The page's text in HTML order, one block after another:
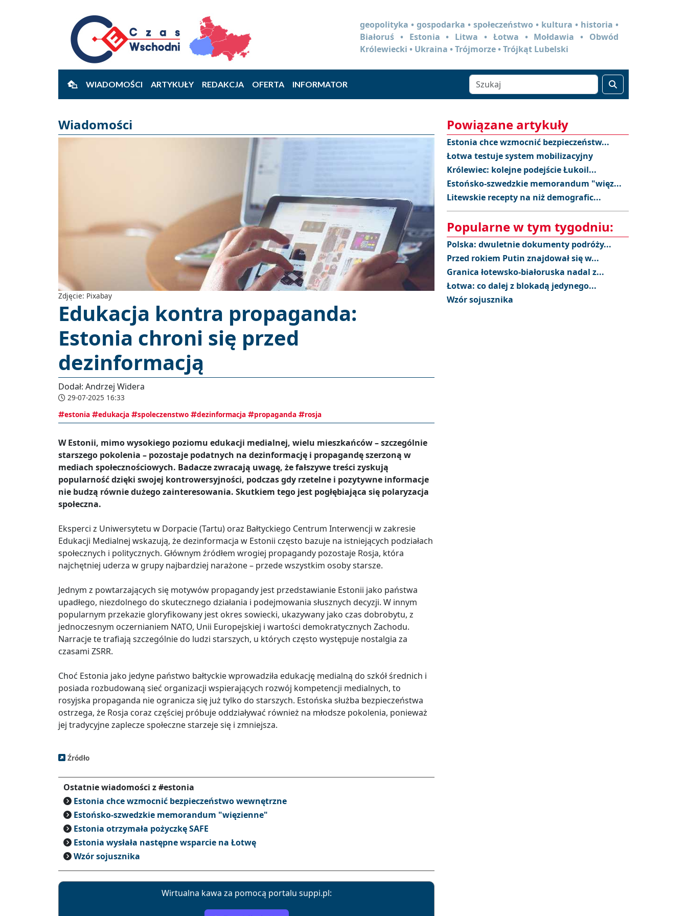
geopolityka • gospodarka • społeczeństwo • kultura • historia •
Białoruś • Estonia • Litwa • Łotwa • Mołdawia • Obwód
Królewiecki • Ukraina • Trójmorze • Trójkąt Lubelski
WIADOMOŚCI ARTYKUŁY REDAKCJA OFERTA INFORMATOR
Wiadomości
Zdjęcie: Pixabay
Edukacja kontra propaganda:
Estonia chroni się przed
dezinformacją
Dodał: Andrzej Widera
29-07-2025 16:33
estonia
edukacja spoleczenstwo dezinformacja propaganda rosja
W Estonii, mimo wysokiego poziomu edukacji medialnej, wielu mieszkańców – szczególnie
starszego pokolenia – pozostaje podatnych na dezinformację i propagandę szerzoną w
mediach społecznościowych. Badacze zwracają uwagę, że fałszywe treści zyskują
popularność dzięki swojej kontrowersyjności, podczas gdy rzetelne i pozytywne informacje
nie budzą równie dużego zainteresowania. Skutkiem tego jest pogłębiająca się polaryzacja
społeczna.
Eksperci z Uniwersytetu w Dorpacie (Tartu) oraz Bałtyckiego Centrum Interwencji w zakresie
Edukacji Medialnej wskazują, że dezinformacja w Estonii często bazuje na istniejących podziałach
społecznych i politycznych. Głównym źródłem wrogiej propagandy pozostaje Rosja, która
najchętniej uderza w grupy najbardziej narażone – przede wszystkim osoby starsze.
Jednym z powtarzających się motywów propagandy jest przedstawianie Estonii jako państwa
upadłego, niezdolnego do skutecznego działania i podejmowania słusznych decyzji. W innym
popularnym przekazie gloryfikowany jest okres sowiecki, ukazywany jako czas dobrobytu, z
jednoczesnym oczernianiem NATO, Unii Europejskiej i wartości demokratycznych Zachodu.
Narracje te trafiają szczególnie do ludzi starszych, u których często występuje nostalgia za
czasami ZSRR.
Choć Estonia jako jedyne państwo bałtyckie wprowadziła edukację medialną do szkół średnich i
posiada rozbudowaną sieć organizacji wspierających rozwój kompetencji medialnych, to
rosyjska propaganda nie ogranicza się już tylko do starszych. Estońska służba bezpieczeństwa
ostrzega, że Rosja coraz częściej próbuje oddziaływać również na młodsze pokolenia, ponieważ
jej tradycyjne zaplecze społeczne starzeje się i zmniejsza.
Źródło
Ostatnie wiadomości z #estonia
Estonia chce wzmocnić bezpieczeństwo wewnętrzne
Estońsko-szwedzkie memorandum "więzienne"
Estonia otrzymała pożyczkę SAFE
Estonia wysłała następne wsparcie na Łotwę
Wzór sojusznika
Wirtualna kawa za pomocą portalu suppi.pl:
Powiązane artykuły
Estonia chce wzmocnić bezpieczeństw...
Łotwa testuje system mobilizacyjny
Królewiec: kolejne podejście Łukoil...
Estońsko-szwedzkie memorandum "więz...
Litewskie recepty na niż demografic...
Popularne w tym tygodniu:
Polska: dwuletnie dokumenty podróży...
Przed rokiem Putin znajdował się w...
Granica łotewsko-białoruska nadal z...
Łotwa: co dalej z blokadą jedynego...
Wzór sojusznika